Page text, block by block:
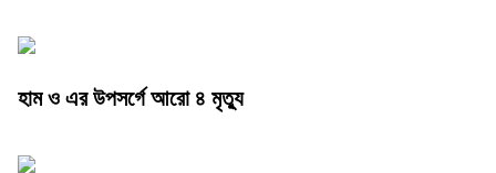
হাম ও এর উপসর্গে আরো ৪ মৃত্যু